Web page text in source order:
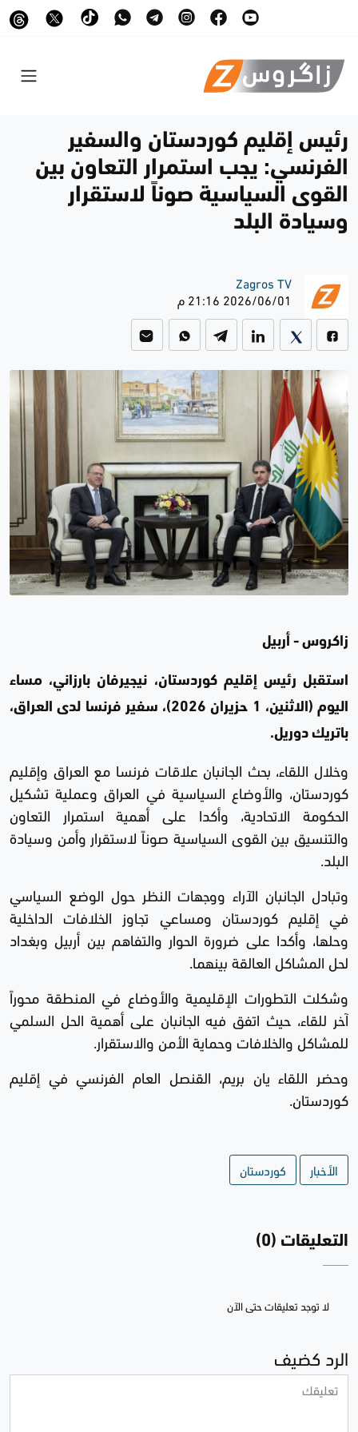
رئيس إقليم كوردستان والسفير
الفرنسي: يجب استمرار التعاون بين
القوى السياسية صوناً لاستقرار
وسيادة البلد
Zagros TV
2026/06/01 21:16 م
زاكروس - أربيل
استقبل رئيس إقليم كوردستان، نيجيرفان بارزاني، مساء
اليوم (الاثنين، 1 حزيران 2026)، سفير فرنسا لدى العراق،
باتريك دوريل.
وخلال اللقاء، بحث الجانبان علاقات فرنسا مع العراق وإقليم
كوردستان، والأوضاع السياسية في العراق وعملية تشكيل
الحكومة الاتحادية، وأكدا على أهمية استمرار التعاون
والتنسيق بين القوى السياسية صوناً لاستقرار وأمن وسيادة
البلد.
وتبادل الجانبان الآراء ووجهات النظر حول الوضع السياسي
في إقليم كوردستان ومساعي تجاوز الخلافات الداخلية
وحلها، وأكدا على ضرورة الحوار والتفاهم بين أربيل وبغداد
لحل المشاكل العالقة بينهما.
وشكلت التطورات الإقليمية والأوضاع في المنطقة محوراً
آخر للقاء، حيث اتفق فيه الجانبان على أهمية الحل السلمي
للمشاكل والخلافات وحماية الأمن والاستقرار.
وحضر اللقاء يان بريم، القنصل العام الفرنسي في إقليم
كوردستان.
الأخبار كوردستان
التعليقات (0)
لا توجد تعليقات حتى الآن
الرد كضيف